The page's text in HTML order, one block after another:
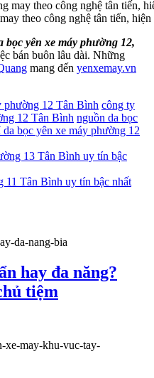
theo công nghệ tân tiến, hiện
bọc yên xe máy phường 12,
bán buôn lâu dài. Những
mang đến yenxemay.vn
phường 12 Tân Bình công ty
12 Tân Bình nguồn da bọc
da bọc yên xe máy phường 12
13 Tân Bình uy tín bậc
11 Tân Bình uy tín bậc nhất
hay đa năng?
tiệm